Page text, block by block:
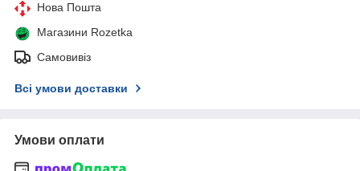
Нова Пошта
Магазини Rozetka
Самовивіз
Всі умови доставки
Умови оплати